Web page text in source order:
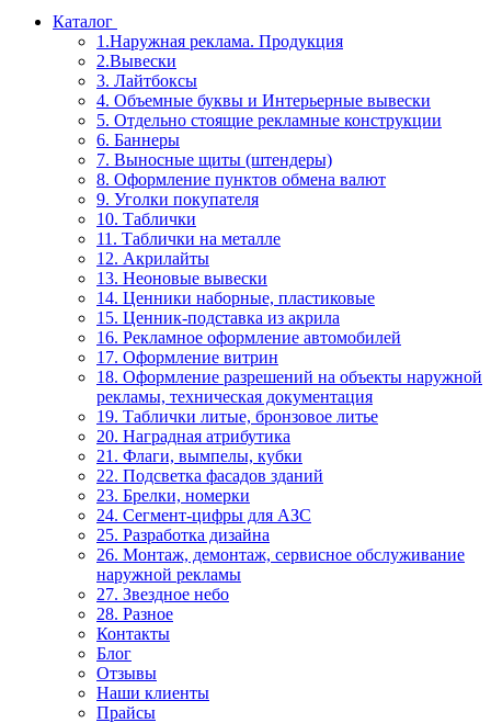
Каталог
1.Наружная реклама. Продукция
2.Вывески
3. Лайтбоксы
4. Объемные буквы и Интерьерные вывески
5. Отдельно стоящие рекламные конструкции
6. Баннеры
7. Выносные щиты (штендеры)
8. Оформление пунктов обмена валют
9. Уголки покупателя
10. Таблички
11. Таблички на металле
12. Акрилайты
13. Неоновые вывески
14. Ценники наборные, пластиковые
15. Ценник-подставка из акрила
16. Рекламное оформление автомобилей
17. Оформление витрин
18. Оформление разрешений на объекты наружной
рекламы, техническая документация
19. Таблички литые, бронзовое литье
20. Наградная атрибутика
21. Флаги, вымпелы, кубки
22. Подсветка фасадов зданий
23. Брелки, номерки
24. Сегмент-цифры для АЗС
25. Разработка дизайна
26. Монтаж, демонтаж, сервисное обслуживание
наружной рекламы
27. Звездное небо
28. Разное
Контакты
Блог
Отзывы
Наши клиенты
Прайсы